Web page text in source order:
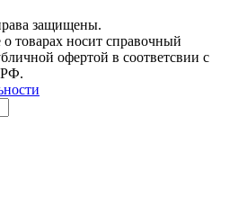
защищены.
товарах носит справочный
офертой в соответсвии с
РФ.